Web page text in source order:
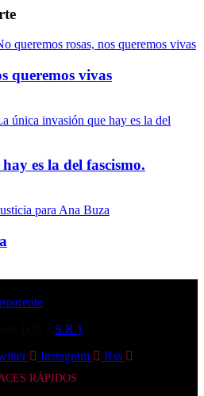
queremos vivas
es la del fascismo.
S.R.}
Instagram Rss
RÁPIDOS